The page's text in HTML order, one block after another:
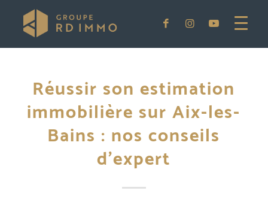
Réussir son estimation
immobilière sur Aix-les-
Bains : nos conseils
d’expert